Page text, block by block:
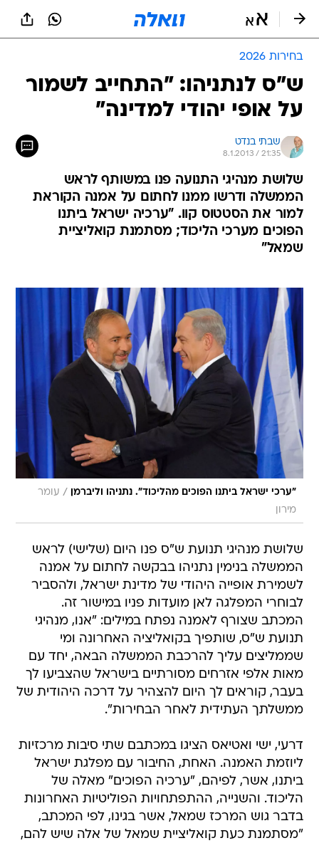
בחירות 2026
ש"ס לנתניהו: "התחייב לשמור
על אופי יהודי למדינה"
שבתי בנדט
8.1.2013 / 21:35
שלושת מנהיגי התנועה פנו במשותף לראש
הממשלה ודרשו ממנו לחתום על אמנה הקוראת
למור את הסטטוס קוו. "ערכיה ישראל ביתנו
הפוכים מערכי הליכוד; מסתמנת קואליציית
שמאל"
"ערכי ישראל ביתנו הפוכים מהליכוד". נתניהו וליברמן / עומר
מירון
שלושת מנהיגי תנועת ש"ס פנו היום (שלישי) לראש
הממשלה בנימין נתניהו בבקשה לחתום על אמנה
לשמירת אופייה היהודי של מדינת ישראל, ולהסביר
לבוחרי המפלגה לאן מועדות פניו במישור זה.
המכתב שצורף לאמנה נפתח במילים: "אנו, מנהיגי
תנועת ש"ס, שותפיך בקואליציה האחרונה ומי
שממליצים עליך להרכבת הממשלה הבאה, יחד עם
מאות אלפי אזרחים מסורתיים בישראל שהצביעו לך
בעבר, קוראים לך היום להצהיר על דרכה היהודית של
ממשלתך העתידית לאחר הבחירות".
דרעי, ישי ואטיאס הציגו במכתבם שתי סיבות מרכזיות
ליוזמת האמנה. האחת, החיבור עם מפלגת ישראל
ביתנו, אשר, לפיהם, "ערכיה הפוכים" מאלה של
הליכוד. והשנייה, ההתפתחויות הפוליטיות האחרונות
בדבר גוש המרכז שמאל, אשר בגינו, לפי המכתב,
"מסתמנת כעת קואליציית שמאל של אלה שיש להם,